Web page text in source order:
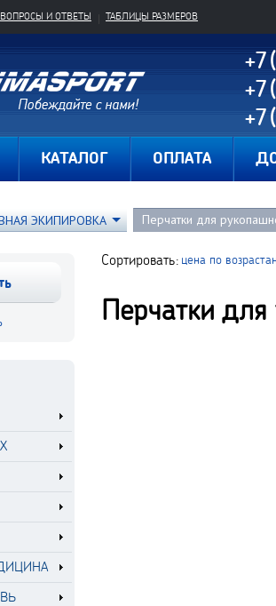
ВОПРОСЫ И ОТВЕТЫ ТАБЛИЦЫ РАЗМЕРОВ
+7
+7
+7
КАТАЛОГ ОПЛАТА
ЭКИПИРОВКА Перчатки для
Сортировать: цена по
Перчатки